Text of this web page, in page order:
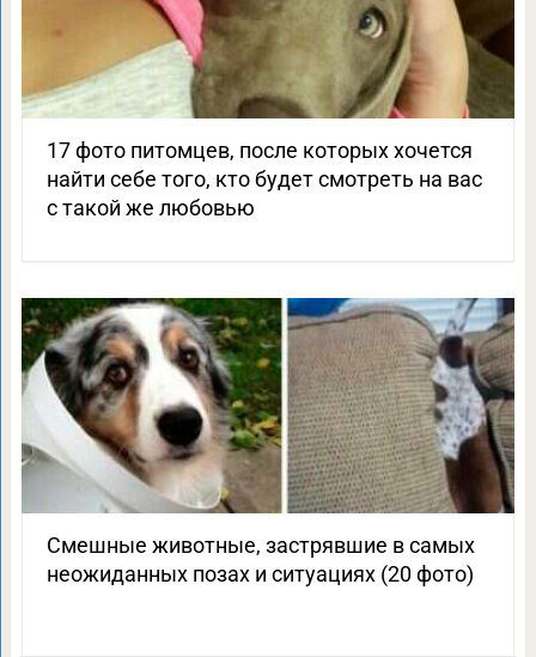
17 фото питомцев, после которых хочется
найти себе того, кто будет смотреть на вас
с такой же любовью
Смешные животные, застрявшие в самых
неожиданных позах и ситуациях (20 фото)